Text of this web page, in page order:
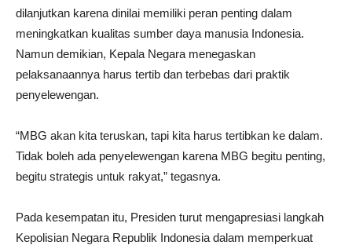
dilanjutkan karena dinilai memiliki peran penting dalam
meningkatkan kualitas sumber daya manusia Indonesia.
Namun demikian, Kepala Negara menegaskan
pelaksanaannya harus tertib dan terbebas dari praktik
penyelewengan.
“MBG akan kita teruskan, tapi kita harus tertibkan ke dalam.
Tidak boleh ada penyelewengan karena MBG begitu penting,
begitu strategis untuk rakyat,” tegasnya.
Pada kesempatan itu, Presiden turut mengapresiasi langkah
Kepolisian Negara Republik Indonesia dalam memperkuat